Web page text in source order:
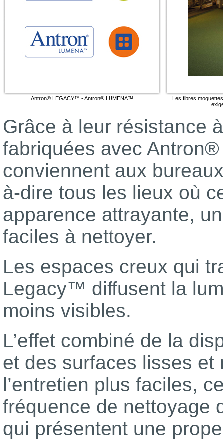
Antron® LEGACY™ - Antron® LUMENA™
Les fibres
Grâce à leur résistance
fabriquées avec
conviennent aux
à-dire tous les lieux où
apparence attrayante,
faciles à nettoyer.
Les espaces creux qui
Legacy™ diffusent la
moins visibles.
L’effet combiné de la
et des surfaces lisses et
l’entretien plus faciles,
fréquence de nettoyage
qui présentent une